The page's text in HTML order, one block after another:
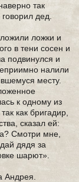
так
дед.
ложки и
в тени сосен и
подвинулся и
налили
месту.
к одному из
как бригадир,
сказал ей:
Смотри мне,
дядя за
шарют».
Андрея.